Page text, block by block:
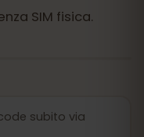
SIM fisica.
subito via